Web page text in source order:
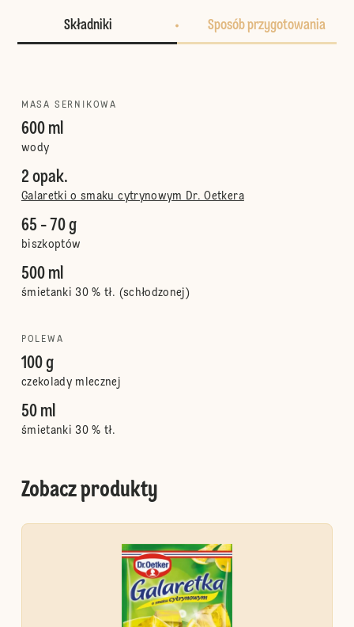
Składniki Sposób przygotowania
MASA SERNIKOWA
600 ml
wody
2 opak.
Galaretki o smaku cytrynowym Dr. Oetkera
65 - 70 g
biszkoptów
500 ml
śmietanki 30 % tł. (schłodzonej)
POLEWA
100 g
czekolady mlecznej
50 ml
śmietanki 30 % tł.
Zobacz produkty